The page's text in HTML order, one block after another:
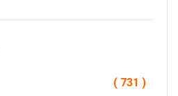
( 731 )